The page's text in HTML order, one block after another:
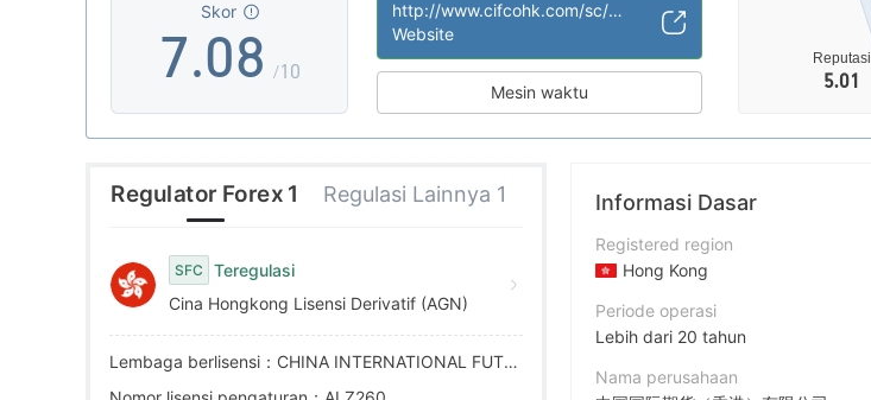
Skor
7
8
9
.0
1
2
3
4
8
9
/10
http://www.cifcohk.com/sc/home.php
Website
Mesin waktu
Reputasi
5.01
Regulator Forex 1 Regulasi Lainnya 1
SFC
Teregulasi
Cina Hongkong Lisensi Derivatif (AGN)
Lembaga berlisensi：CHINA INTERNATIONAL FUTURES (HONG KONG) COMPANY LIMITED
Informasi Dasar
Registered region
Hong Kong
Periode operasi
Lebih dari 20 tahun
Nama perusahaan